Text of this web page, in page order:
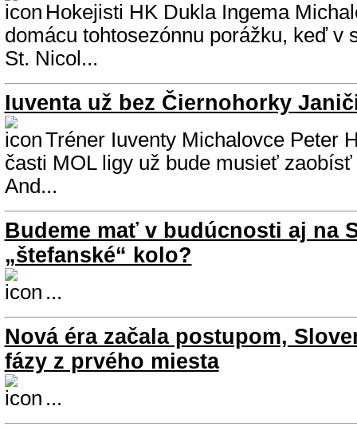
Hokejisti HK Dukla Ingema
domácu tohtosezónnu porážku, keď v
St. Nicol...
Iuventa už bez Čiernohorky
Tréner Iuventy Michalovce Peter
časti MOL ligy už bude musieť
And...
Budeme mať v budúcnosti aj na
„štefanské“ kolo?
...
Nová éra začala postupom,
fázy z prvého miesta
...